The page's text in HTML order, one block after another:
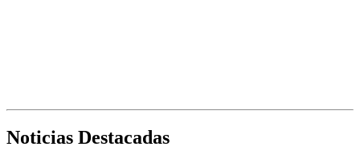
Noticias Destacadas